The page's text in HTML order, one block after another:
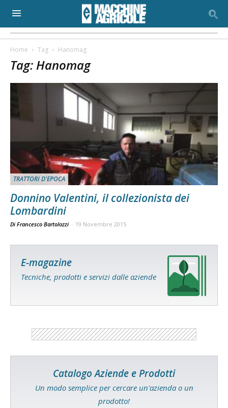
Home Tag Hanomag
Tag: Hanomag
TRATTORI D'EPOCA
Donnino Valentini, il collezionista dei
Lombardini
Di Francesco Bartolozzi - 19 Novembre 2015
E-magazine
Tecniche, prodotti e servizi dalle aziende
Catalogo Aziende e Prodotti
Un modo semplice per cercare un'azienda o un
prodotto!